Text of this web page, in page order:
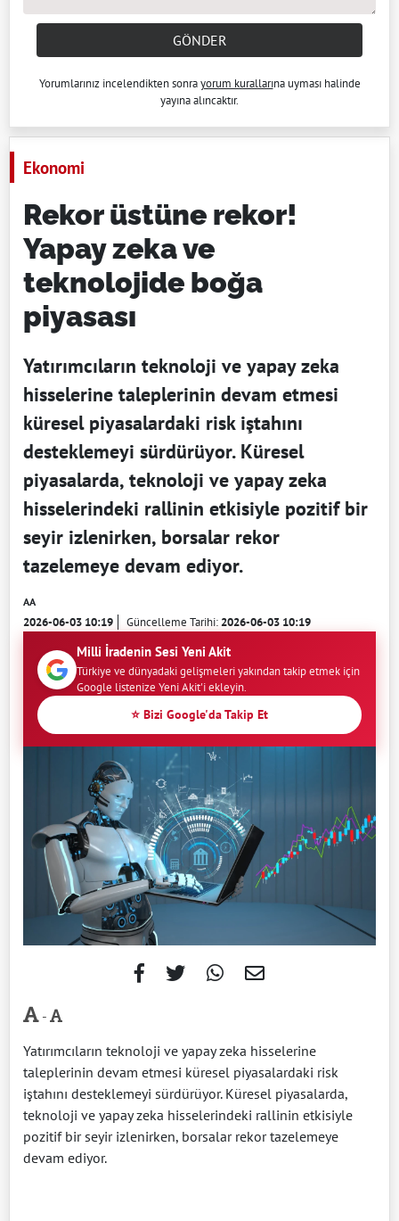
GÖNDER
Yorumlarınız incelendikten sonrayorum kurallarına uyması halinde
yayına alıncaktır.
Ekonomi
Rekor üstüne rekor!
Yapay zeka ve
teknolojide boğa
piyasası
Yatırımcıların teknoloji ve yapay zeka
hisselerine taleplerinin devam etmesi
küresel piyasalardaki risk iştahını
desteklemeyi sürdürüyor. Küresel
piyasalarda, teknoloji ve yapay zeka
hisselerindeki rallinin etkisiyle pozitif bir
seyir izlenirken, borsalar rekor
tazelemeye devam ediyor.
AA
2026-06-03 10:19 Güncelleme Tarihi:2026-06-03 10:19
Milli İradenin Sesi Yeni Akit
Türkiye ve dünyadaki gelişmeleri yakından takip etmek için
Google listenize Yeni Akit'i ekleyin.
⭐ Bizi Google'da Takip Et
-
Yatırımcıların teknoloji ve yapay zeka hisselerine
taleplerinin devam etmesi küresel piyasalardaki risk
iştahını desteklemeyi sürdürüyor. Küresel piyasalarda,
teknoloji ve yapay zeka hisselerindeki rallinin etkisiyle
pozitif bir seyir izlenirken, borsalar rekor tazelemeye
devam ediyor.